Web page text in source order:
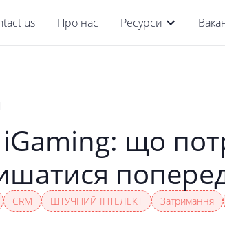
us Про нас Ресурси
що
CRM ШТУЧНИЙ ІНТЕЛЕКТ Затримання